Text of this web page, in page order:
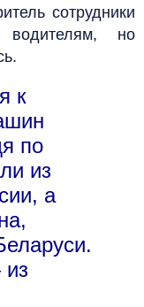
сотрудники
водителям, но
к
по
из
а